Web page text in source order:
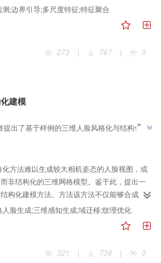
网络，进行显著目标边界信息和显著目标时
，提取视频帧显著目标的空间和运动特征，
征与显著目标时空特征耦合，突出运动目标
著目标；其次，采用了多层特征注意聚合模
得各相异特征得以充分利用；同时在训练阶
验在4个数据集上与现有的5种方法进行了比
measure值均优于对比方法。在
segmentation）数据集上，与性能次优的模
，S-measure值略低于最优值0.7%；在
segmentation）数据集上，F-measure值比
集上，平均绝对误差（mean absolute
（spatial temporal video salient）
了0.2%；在MCL据集上，所提方法实现了最
F-measure值比次优方法SSAV（saliency-
和0.6%。结论提出的方法能够有效提升检
;边界引导;多尺度特征;特征聚合
273
| 767 | 0
建模
出了基于样例的三维人脸风格化与结构化建
维风格人脸模型，生成高质量全角度风格人
”
方法难以生成较大相机姿态的人脸视图，或
非结构化的三维网格模型。鉴于此，提出一
构化建模方法。方法该方法不仅能够合成新
，还具有生成结构化的人脸三维网格模型的
应的纹理贴图。具体来说，提出了一个两阶
，主要包括三维感知人脸生成器域迁移、基
步骤。首先，利用二维人脸风格化数据增强
过一个视图对齐策略对齐基于隐式神经场的
脸生成;三维感知生成;域迁移;纹理优化
321
| 738 | 0